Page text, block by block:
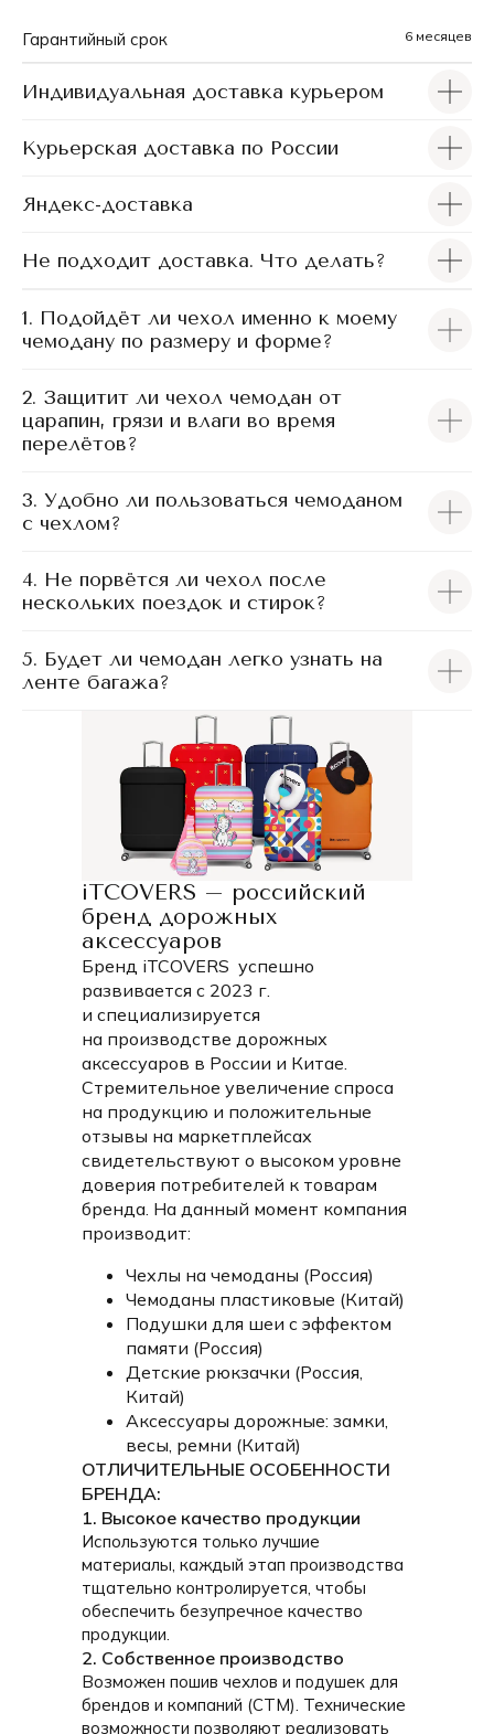
Чехлы iTCOVERS подходят для большинства
современных чемоданов с четырьмя колесами.
В коллекции представлены три размера чехлов
(размеры указаны от земли с учетом колес до верхней
части чемодана):
S — высота от 50 до 55 см;
M — высота от 65 до 75 см;
L — высота от 75 до 85 см.
Выбирайте подходящий размер и наслаждайтесь
сочетанием безопасности и стиля в каждой поездке!
Гарантийный срок 6 месяцев
Индивидуальная доставка курьером
Курьерская доставка по России
Яндекс-доставка
Не подходит доставка. Что делать?
1. Подойдёт ли чехол именно к моему
чемодану по размеру и форме?
2. Защитит ли чехол чемодан от
царапин, грязи и влаги во время
перелётов?
3. Удобно ли пользоваться чемоданом
с чехлом?
4. Не порвётся ли чехол после
нескольких поездок и стирок?
5. Будет ли чемодан легко узнать на
ленте багажа?
iTCOVERS – российский
бренд дорожных
аксессуаров
Бренд iTCOVERS успешно
развивается с 2023 г.
и специализируется
на производстве дорожных
аксессуаров в России и Китае.
Стремительное увеличение спроса
на продукцию и положительные
отзывы на маркетплейсах
свидетельствуют о высоком уровне
доверия потребителей к товарам
бренда. На данный момент компания
производит:
Чехлы на чемоданы (Россия)
Чемоданы пластиковые (Китай)
Подушки для шеи с эффектом
памяти (Россия)
Детские рюкзачки (Россия,
Китай)
Аксессуары дорожные: замки,
весы, ремни (Китай)
ОТЛИЧИТЕЛЬНЫЕ ОСОБЕННОСТИ
БРЕНДА:
1. Высокое качество продукции
Используются только лучшие
материалы, каждый этап производства
тщательно контролируется, чтобы
обеспечить безупречное качество
продукции.
2. Собственное производство
Возможен пошив чехлов и подушек для
брендов и компаний (СТМ). Технические
возможности позволяют реализовать